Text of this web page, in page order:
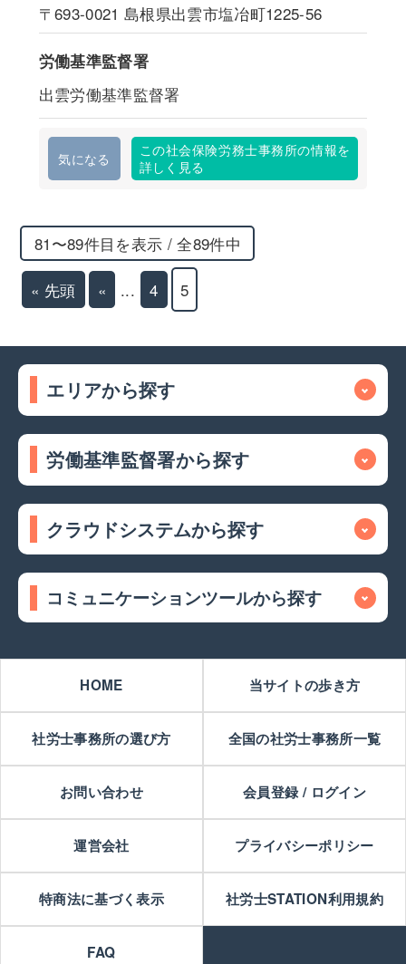
〒693-0021 島根県出雲市塩冶町1225-56
労働基準監督署
出雲労働基準監督署
気になる
この社会保険労務士事務所の情報を
詳しく見る
81〜89件目を表示 / 全89件中
« 先頭 « ... 4 5
エリアから探す
労働基準監督署から探す
クラウドシステムから探す
コミュニケーションツールから探す
HOME 当サイトの歩き方
社労士事務所の選び方 全国の社労士事務所一覧
お問い合わせ 会員登録 / ログイン
運営会社 プライバシーポリシー
特商法に基づく表示 社労士STATION利用規約
FAQ